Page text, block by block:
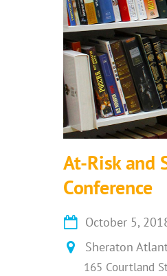
At-Risk and
Conference
October 5,
Sheraton
165 Courtland